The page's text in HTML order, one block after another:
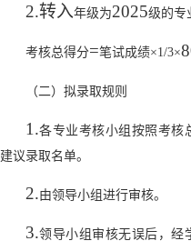
2.转入年级为2025级的专
考核总得分=笔试成绩×1/3×
（二）拟录取规则
1.各专业考核小组按照考核
建议录取名单。
2.由领导小组进行审核。
3.领导小组审核无误后，经